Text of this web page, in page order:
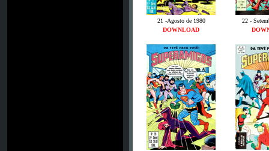
21 -Agosto de 1980
22 -
DOWNLOAD